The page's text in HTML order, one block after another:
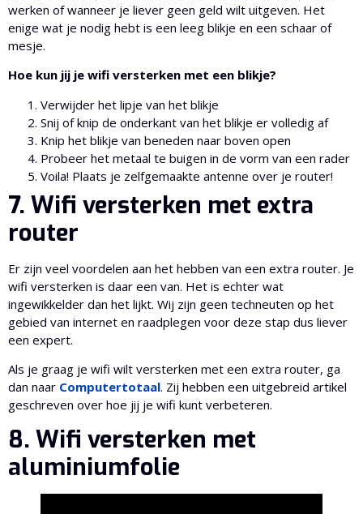
werken of wanneer je liever geen geld wilt uitgeven. Het
enige wat je nodig hebt is een leeg blikje en een schaar of
mesje.
Hoe kun jij je wifi versterken met een blikje?
Verwijder het lipje van het blikje
Snij of knip de onderkant van het blikje er volledig af
Knip het blikje van beneden naar boven open
Probeer het metaal te buigen in de vorm van een rader
Voila! Plaats je zelfgemaakte antenne over je router!
7. Wifi versterken met extra
router
Er zijn veel voordelen aan het hebben van een extra router. Je
wifi versterken is daar een van. Het is echter wat
ingewikkelder dan het lijkt. Wij zijn geen techneuten op het
gebied van internet en raadplegen voor deze stap dus liever
een expert.
Als je graag je wifi wilt versterken met een extra router, ga
dan naar Computertotaal. Zij hebben een uitgebreid artikel
geschreven over hoe jij je wifi kunt verbeteren.
8. Wifi versterken met
aluminiumfolie